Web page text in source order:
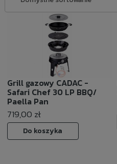
Grill gazowy CADAC -
Safari Chef 30 LP BBQ/
Paella Pan
719,00 zł
Do koszyka